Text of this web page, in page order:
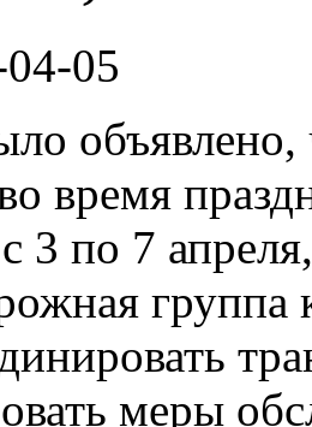
05
время
3 по 7
меры